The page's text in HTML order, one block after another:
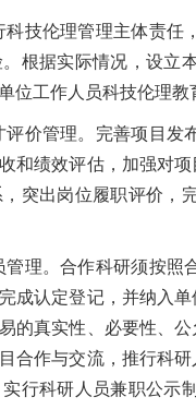
伦理管理主体责任
根据实际情况，设立
位工作人员科技伦理
管理。完善项目发
和绩效评估，加强对
突出岗位履职评价，
。合作科研须按照
成认定登记，并纳入
的真实性、必要性、
合作与交流，推行科
行科研人员兼职公示